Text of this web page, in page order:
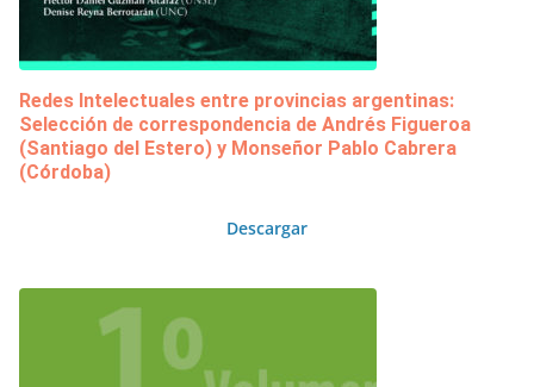
Redes Intelectuales entre provincias argentinas:
Selección de correspondencia de Andrés Figueroa
(Santiago del Estero) y Monseñor Pablo Cabrera
(Córdoba)
Descargar